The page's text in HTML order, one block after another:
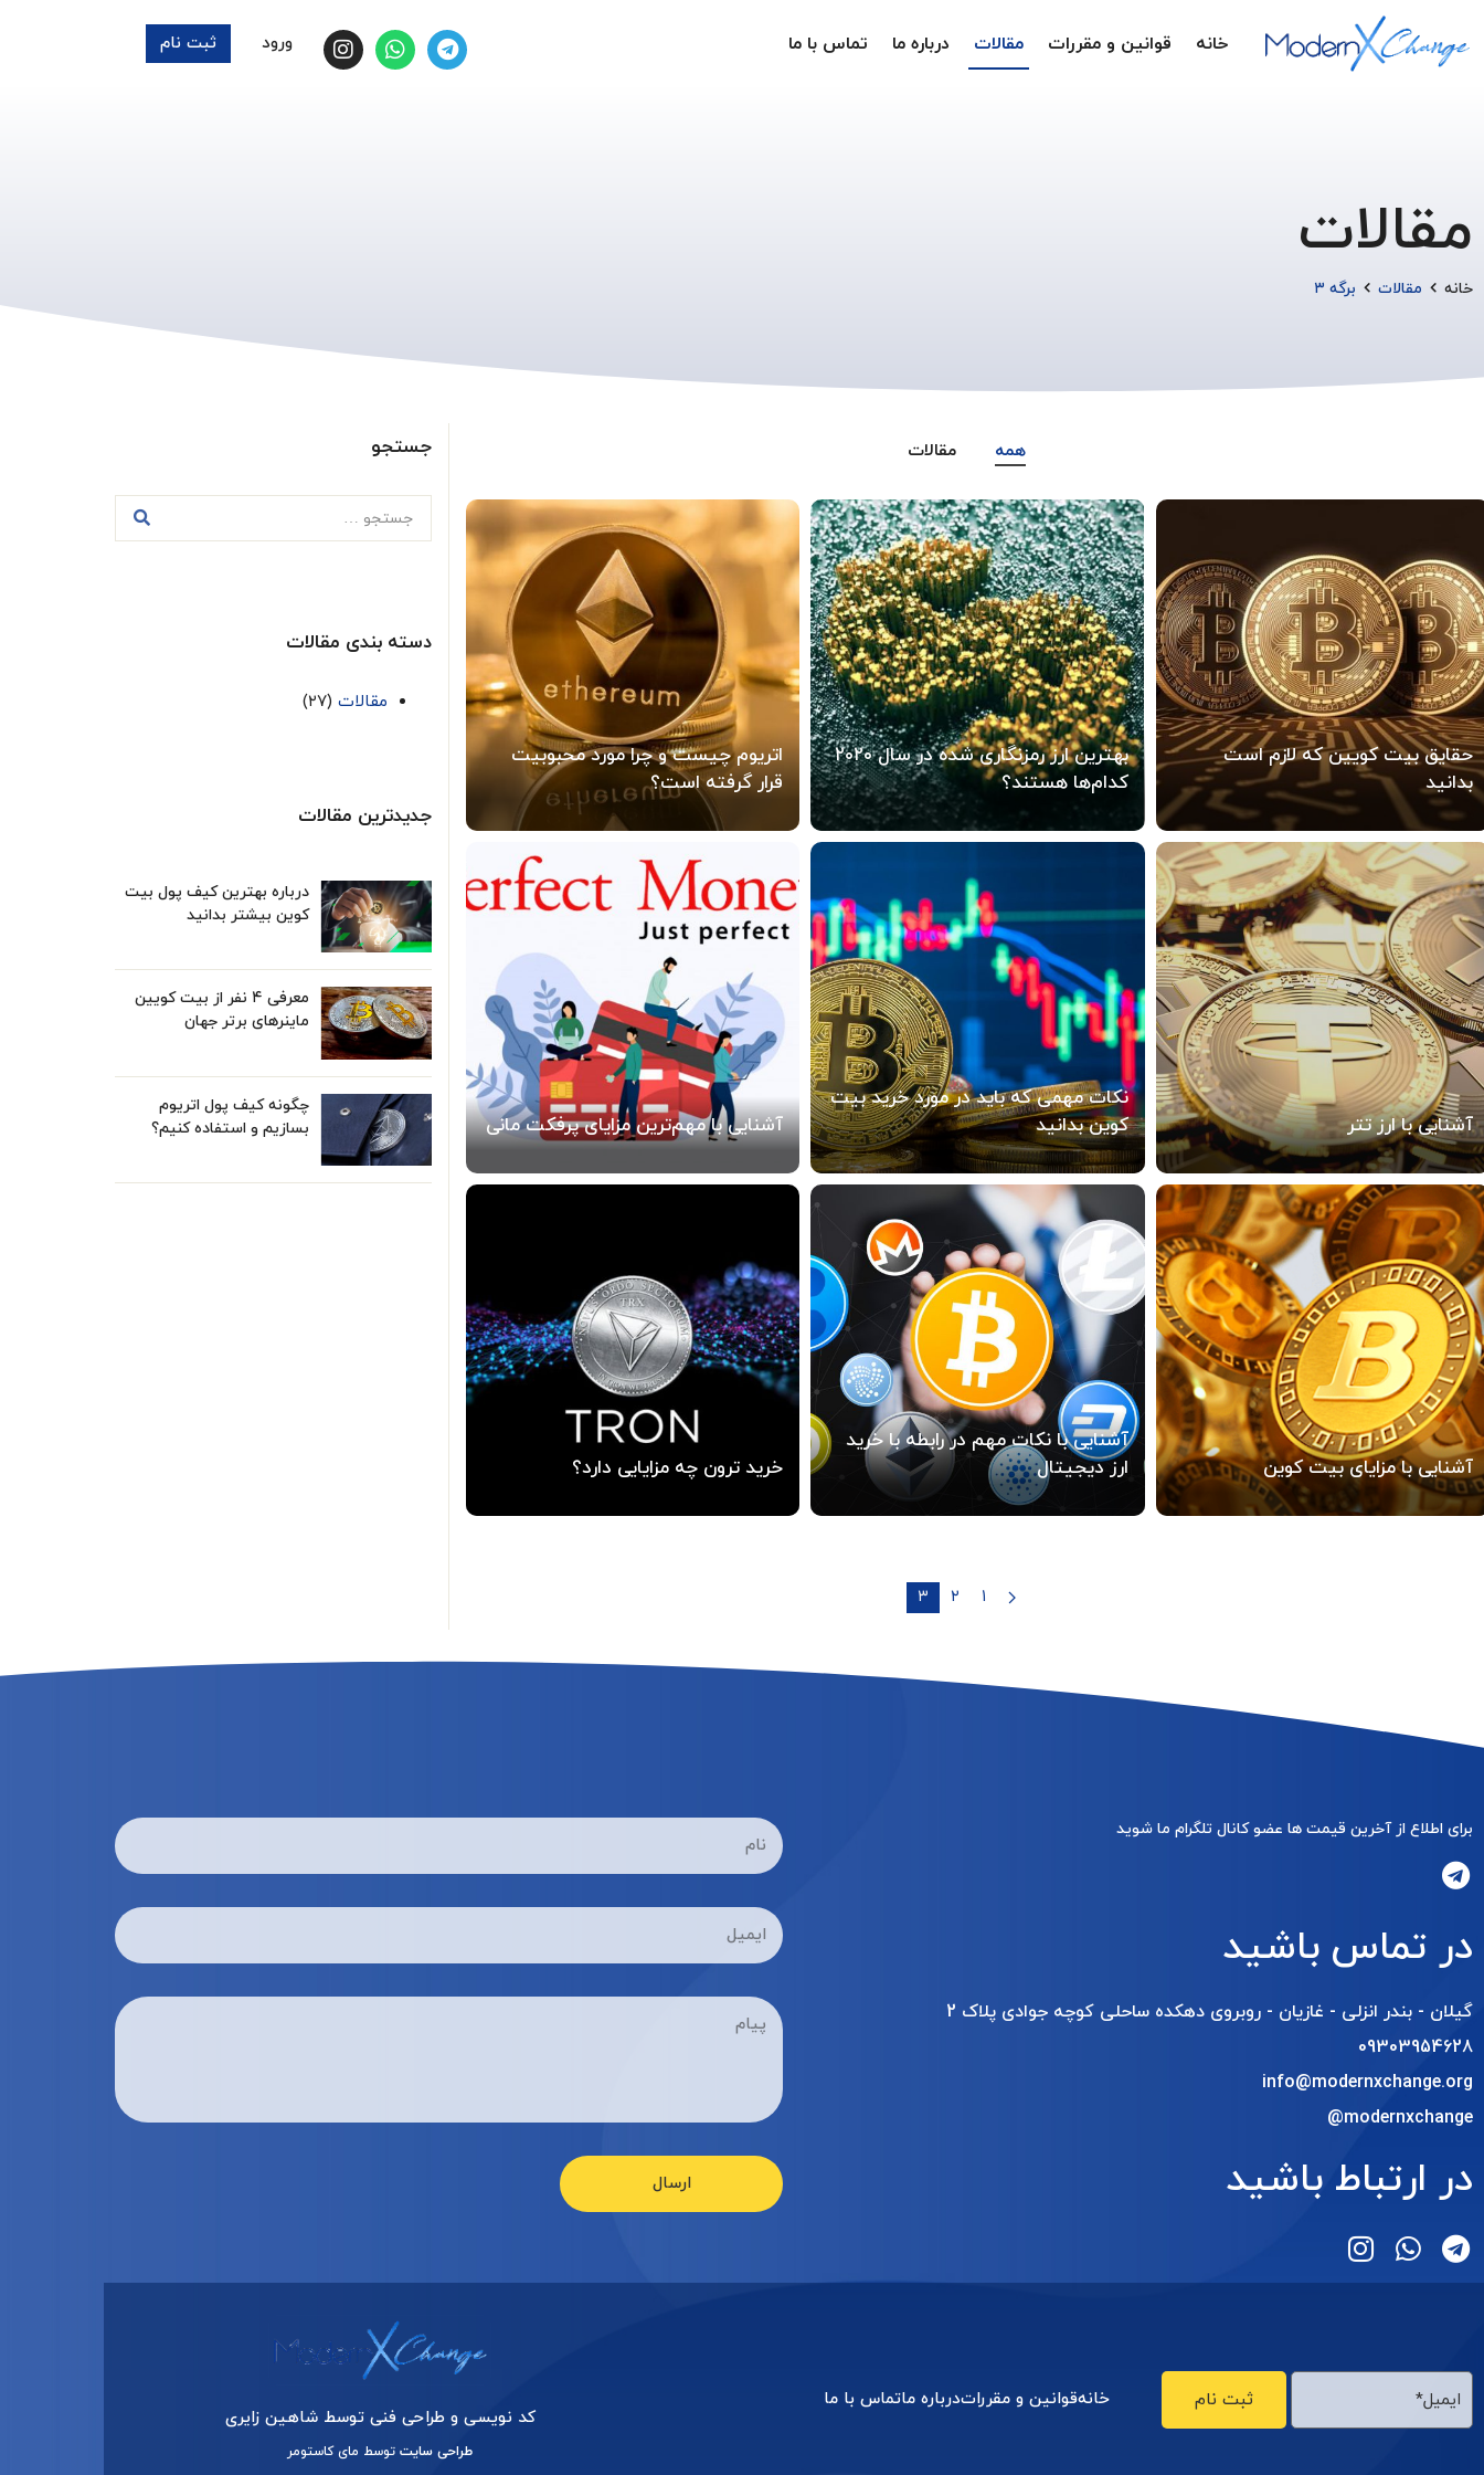
خانه قوانین و مقررات مقالات درباره ما تماس با ما ورود ثبت نام
مقالات
خانه مقالات برگه ۳
همه مقالات
حقایق بیت کویین که لازم است
بدانید
بهترین ارز رمزنگاری شده در سال ۲۰۲۰
کدام‌ها هستند؟
اتریوم چیست و چرا مورد محبوبیت
قرار گرفته است؟
آشنایی با ارز تتر
نکات مهمی که باید در مورد خرید بیت
کوین بدانید
آشنایی با مهم‌ترین مزایای پرفکت مانی
آشنایی با مزایای بیت کوین
آشنایی با نکات مهم در رابطه با خرید
ارز دیجیتال
خرید ترون چه مزایایی دارد؟
۱ ۲ ۳
جستجو
دسته بندی مقالات
مقالات (۲۷)
جدیدترین مقالات
درباره بهترین کیف پول بیت
کوین بیشتر بدانید
معرفی ۴ نفر از بیت کویین
ماینر‌های برتر جهان
چگونه کیف پول اتریوم
بسازیم و استفاده کنیم؟
برای اطلاع از آخرین قیمت ها عضو کانال تلگرام ما شوید
در تماس باشید
گیلان - بندر انزلی - غازیان - روبروی دهکده ساحلی کوچه جوادی پلاک 2
09303954628
info@modernxchange.org
modernxchange@
در ارتباط باشید ارسال
ثبت نام خانهقوانین و مقرراتدرباره ماتماس با ما
کد نویسی و طراحی فنی توسطشاهین زایری
طراحی سایت توسط مای کاستومر